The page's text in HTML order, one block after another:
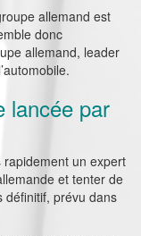
allemand est
donc
allemand, leader
lancée par
un expert
et tenter de
définitif, prévu dans